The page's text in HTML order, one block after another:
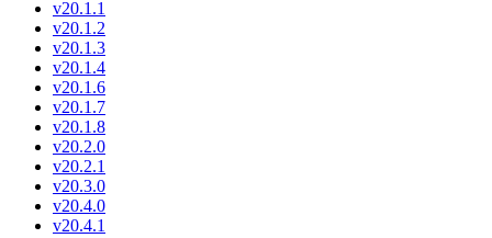
v20.1.1
v20.1.2
v20.1.3
v20.1.4
v20.1.6
v20.1.7
v20.1.8
v20.2.0
v20.2.1
v20.3.0
v20.4.0
v20.4.1